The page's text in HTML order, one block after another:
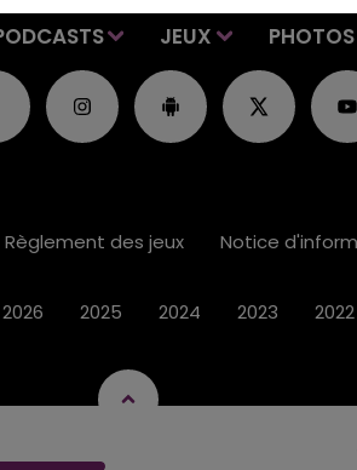
JEUX PHOTOS
Règlement des jeux Notice
2026 2025 2024 2023 2022